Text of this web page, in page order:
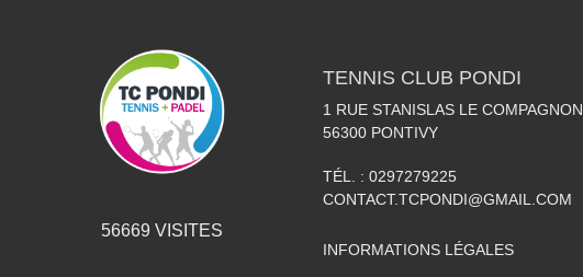
56669 VISITES
TENNIS CLUB PONDI
1 RUE STANISLAS LE COMPAGNON
56300 PONTIVY
TÉL. : 0297279225
CONTACT.TCPONDI@GMAIL.COM
INFORMATIONS LÉGALES